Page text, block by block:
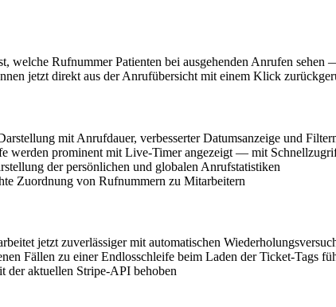
welche Rufnummer Patienten bei ausgehenden Anrufen
jetzt direkt aus der Anrufübersicht mit einem Klick
mit Anrufdauer, verbesserter Datumsanzeige und
werden prominent mit Live-Timer angezeigt — mit
der persönlichen und globalen Anrufstatistiken
Zuordnung von Rufnummern zu Mitarbeitern
jetzt zuverlässiger mit automatischen
Fällen zu einer Endlosschleife beim Laden der Ticket-Tags
der aktuellen Stripe-API behoben